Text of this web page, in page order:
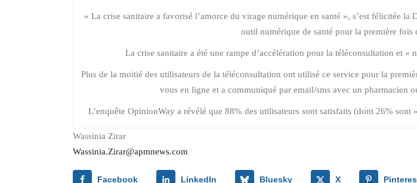
« La crise sanitaire a favorisé l’amorce du virage numérique en santé », s’est félicitée
outil numérique de santé pour la première
La crise sanitaire a été une rampe d’accélération pour la téléconsultation et
Plus de la moitié des utilisateurs de la téléconsultation ont utilisé ce service pour la
vous en ligne et a communiqué par email/sms avec un pharmacien
L’enquête OpinionWay a révélé que 88% des utilisateurs sont satisfaits (dont 26%
Wassinia Zirar
Wassinia.Zirar@apmnews.com
Facebook LinkedIn Bluesky X